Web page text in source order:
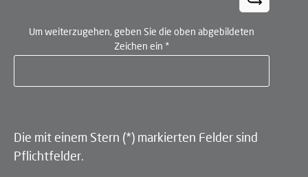
Um weiterzugehen, geben Sie die oben abgebildeten
Zeichen ein *
Die mit einem Stern (*) markierten Felder sind
Pflichtfelder.